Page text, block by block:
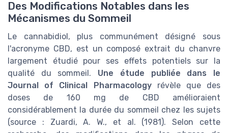
Des Modifications Notables dans les
Mécanismes du Sommeil
Le cannabidiol, plus communément désigné sous
l'acronyme CBD, est un composé extrait du chanvre
largement étudié pour ses effets potentiels sur la
qualité du sommeil. Une étude publiée dans le
Journal of Clinical Pharmacologyrévèle que des
doses de 160 mg de CBD amélioraient
considérablement la durée du sommeil chez les sujets
(source : Zuardi, A. W., et al. (1981). Selon cette